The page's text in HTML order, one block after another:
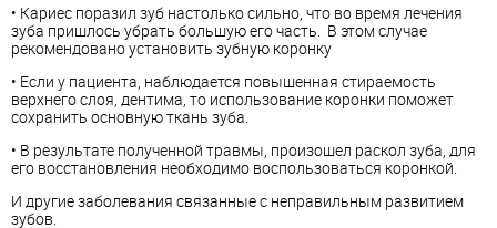
• Кариес поразил зуб настолько сильно, что во время лечения
зуба пришлось убрать большую его часть. В этом случае
рекомендовано установить зубную коронку
• Если у пациента, наблюдается повышенная стираемость
верхнего слоя, дентима, то использование коронки поможет
сохранить основную ткань зуба.
• В результате полученной травмы, произошел раскол зуба, для
его восстановления необходимо воспользоваться коронкой.
И другие заболевания связанные с неправильным развитием
зубов.